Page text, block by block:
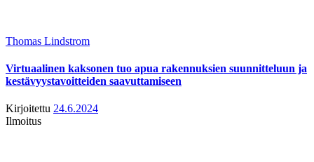
Thomas Lindstrom
Virtuaalinen kaksonen tuo apua rakennuksien suunnitteluun ja
kestävyystavoitteiden saavuttamiseen
Kirjoitettu 24.6.2024
Ilmoitus